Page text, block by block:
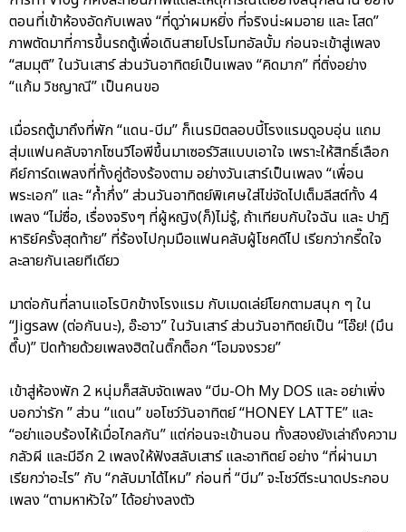
ตอนที่เข้าห้องอัดกับเพลง “ที่ดูว่าผมหยิ่ง ที่จริงน่ะผมอาย และ โสด”
ภาพตัดมาที่การขึ้นรถตู้เพื่อเดินสายโปรโมทอัลบั้ม ก่อนจะเข้าสู่เพลง
“สมมุติ” ในวันเสาร์ ส่วนวันอาทิตย์เป็นเพลง “คิดมาก” ที่ติ่งอย่าง
“แก้ม วิชญาณี” เป็นคนขอ
เมื่อรถตู้มาถึงที่พัก “แดน-บีม” ก็เนรมิตลอบบี้โรงแรมดูอบอุ่น แถม
สุ่มแฟนคลับจากโซนวีไอพีขึ้นมาเซอร์วิสแบบเอาใจ เพราะให้สิทธิ์เลือก
คีย์การ์ดเพลงที่ทั้งคู่ต้องร้องตาม อย่างวันเสาร์เป็นเพลง “เพื่อน
พระเอก” และ “ก้ำกึ่ง” ส่วนวันอาทิตย์พิเศษใส่ไข่จัดไปเต็มลีสต์ทั้ง 4
เพลง “ไม่ซื่อ, เรื่องจริงๆ ที่ผู้หญิง(ก็)ไม่รู้, ถ้าเทียบกับใจฉัน และ ปาฎิ
หาริย์ครั้งสุดท้าย” ที่ร้องไปกุมมือแฟนคลับผู้โชคดีไป เรียกว่ากรี๊ดใจ
ละลายกันเลยทีเดียว
มาต่อกันที่ลานแอโรบิกข้างโรงแรม กับเมดเล่ย์โยกตามสนุก ๆ ใน
“Jigsaw (ต่อกันนะ), อ๊ะอาว” ในวันเสาร์ ส่วนวันอาทิตย์เป็น “โอ๊ย! (มึน
ตึ๊บ)” ปิดท้ายด้วยเพลงฮิตในติ๊กต็อก “โอมจงรวย”
เข้าสู่ห้องพัก 2 หนุ่มก็สลับจัดเพลง “บีม-Oh My DOS และ อย่าเพิ่ง
บอกว่ารัก ” ส่วน “แดน” ขอโชว์วันอาทิตย์ “HONEY LATTE” และ
“อย่าแอบร้องไห้เมื่อไกลกัน” แต่ก่อนจะเข้านอน ทั้งสองยังเล่าถึงความ
กลัวผี และมีอีก 2 เพลงให้ฟังสลับเสาร์ และอาทิตย์ อย่าง “ที่ผ่านมา
เรียกว่าอะไร” กับ “กลับมาได้ไหม” ก่อนที่ “บีม” จะโชว์ตีระนาดประกอบ
เพลง “ตามหาหัวใจ” ได้อย่างลงตัว